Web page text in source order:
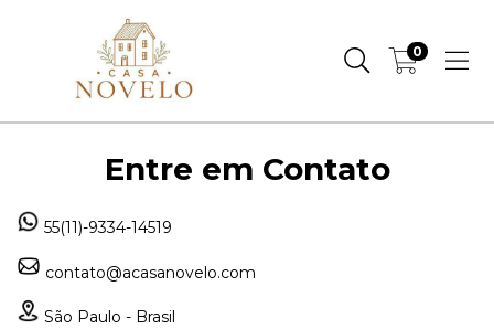
0
Entre em Contato
55(11)-9334-14519
contato@acasanovelo.com
São Paulo - Brasil